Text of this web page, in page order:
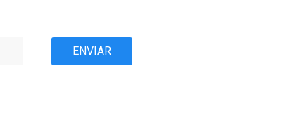
ENVIAR